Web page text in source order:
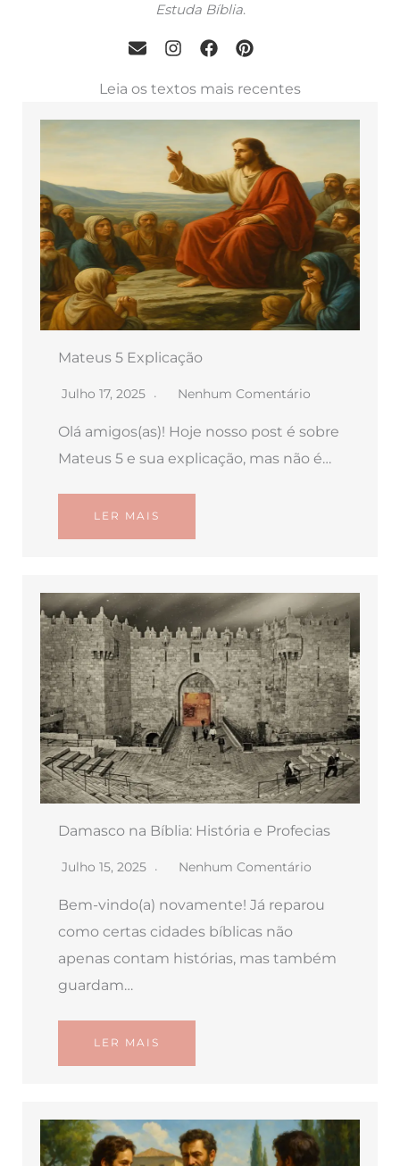
Estuda Bíblia.
Leia os textos mais recentes
Mateus 5 Explicação
Julho 17, 2025 Nenhum Comentário
Olá amigos(as)! Hoje nosso post é sobre
Mateus 5 e sua explicação, mas não é…
LER MAIS
Damasco na Bíblia: História e Profecias
Julho 15, 2025 Nenhum Comentário
Bem-vindo(a) novamente! Já reparou
como certas cidades bíblicas não
apenas contam histórias, mas também
guardam…
LER MAIS